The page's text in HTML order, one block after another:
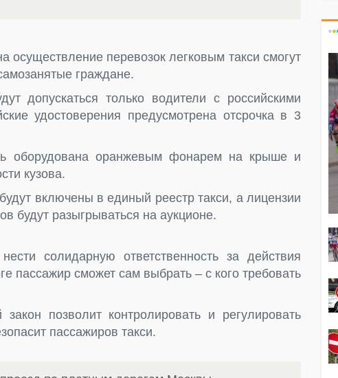
осуществление перевозок легковым такси смогут
граждане.
допускаться только водители с российскими
удостоверения предусмотрена отсрочка в 3
оборудована оранжевым фонарем на крыше и
кузова.
включены в единый реестр такси, а лицензии
будут разыгрываться на аукционе.
солидарную ответственность за действия
пассажир сможет сам выбрать – с кого требовать
позволит контролировать и регулировать
пассажиров такси.